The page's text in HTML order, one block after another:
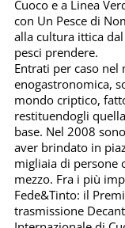
Cuoco e a Linea
con Un Pesce di
alla cultura ittica
pesci prendere.
Entrati per caso
enogastronomica,
mondo criptico,
restituendogli
base. Nel 2008
aver brindato in
migliaia di persone
mezzo. Fra i più
Fede&Tinto: il
trasmissione